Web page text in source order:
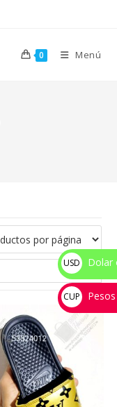
0 Menú
USD
$
Dolar
CUP
💰
cup
Pesos